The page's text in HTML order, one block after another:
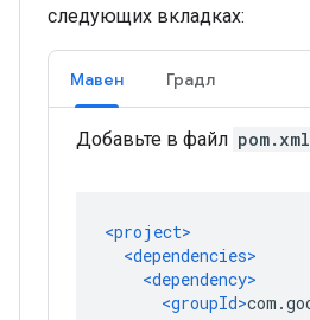
следующих вкладках:
Мавен Градл
Добавьте в файл pom.xml